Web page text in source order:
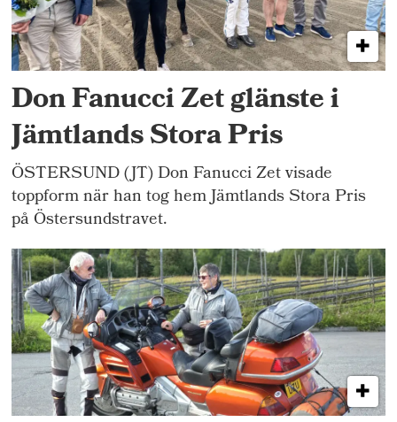
Don Fanucci Zet glänste i
Jämtlands Stora Pris
ÖSTERSUND (JT) Don Fanucci Zet visade
toppform när han tog hem Jämtlands Stora Pris
på Östersundstravet.